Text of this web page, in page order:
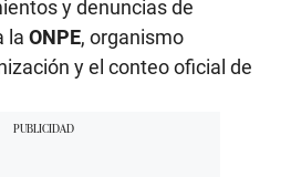
y denuncias de
la ONPE, organismo
y el conteo oficial de